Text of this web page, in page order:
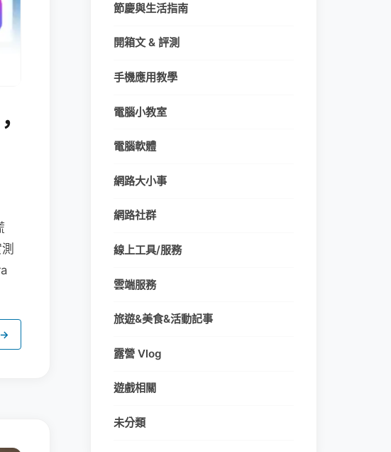
→
節慶與生活指南
開箱文 & 評測
手機應用教學
電腦小教室
電腦軟體
網路大小事
網路社群
線上工具/服務
雲端服務
旅遊&美食&活動記事
露營 Vlog
遊戲相關
未分類